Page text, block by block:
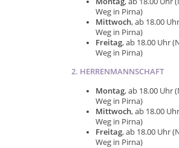
Weg in Pirna)
Mittwoch, ab 18.00
Weg in Pirna)
Freitag, ab 18.00 Uhr
Weg in Pirna)
2. HERRENMANNSCHAFT
Montag, ab 18.00 Uhr
Weg in Pirna)
Mittwoch, ab 18.00
Weg in Pirna)
Freitag, ab 18.00 Uhr
Weg in Pirna)